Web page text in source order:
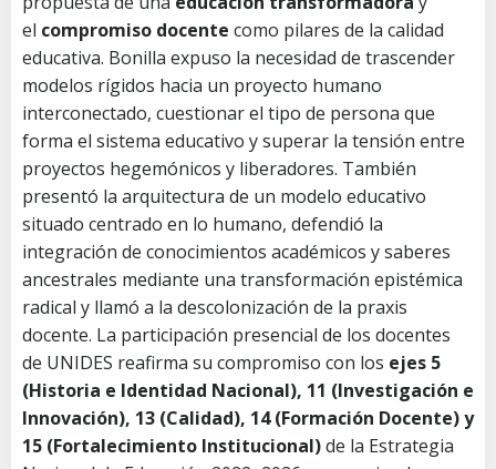
el compromiso docente como pilares de la calidad
educativa. Bonilla expuso la necesidad de trascender
modelos rígidos hacia un proyecto humano
interconectado, cuestionar el tipo de persona que
forma el sistema educativo y superar la tensión entre
proyectos hegemónicos y liberadores. También
presentó la arquitectura de un modelo educativo
situado centrado en lo humano, defendió la
integración de conocimientos académicos y saberes
ancestrales mediante una transformación epistémica
radical y llamó a la descolonización de la praxis
docente. La participación presencial de los docentes
de UNIDES reafirma su compromiso con los ejes 5
(Historia e Identidad Nacional), 11 (Investigación e
Innovación), 13 (Calidad), 14 (Formación Docente) y
15 (Fortalecimiento Institucional)de la Estrategia